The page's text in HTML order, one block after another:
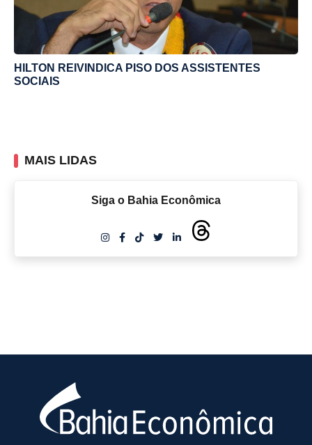
HILTON REIVINDICA PISO DOS ASSISTENTES
SOCIAIS
MAIS LIDAS
Siga o Bahia Econômica